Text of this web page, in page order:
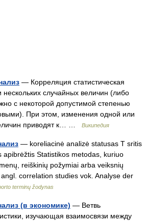
— Корреляция статистическая
нескольких случайных величин (либо
с некоторой допустимой степенью
При этом, изменения одной или
приводят к… …
Википедия
— koreliacinė analizė statusas T sritis
apibrėžtis Statistikos metodas, kuriuo
reiškinių požymiai arba veiksnių
correlation studies vok. Analyse der
terminų žodynas
(в экономике) — Ветвь
изучающая взаимосвязи между